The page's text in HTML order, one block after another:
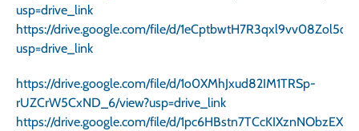
usp=drive_link
https://drive.google.com/file/d/
usp=drive_link
https://drive.google.com/file/d/1o0XMhJxud82IM1TRSp-
rUZCrW5CxND_6/view?usp=drive_link
https://drive.google.com/file/d/